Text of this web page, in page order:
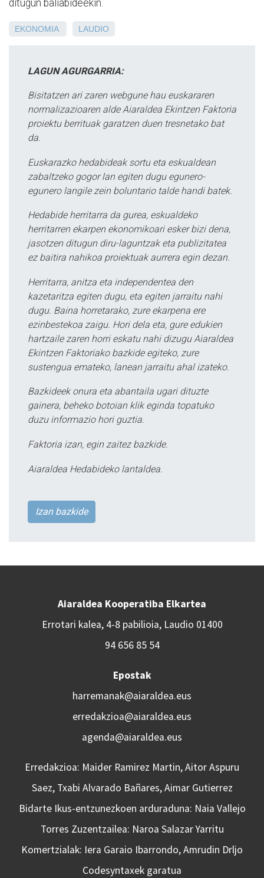
ditugun baliabideekin.
EKONOMIA LAUDIO
LAGUN AGURGARRIA:
Bisitatzen ari zaren webgune hau euskararen
normalizazioaren alde Aiaraldea Ekintzen Faktoria
proiektu berrituak garatzen duen tresnetako bat
da.
Euskarazko hedabideak sortu eta eskualdean
zabaltzeko gogor lan egiten dugu egunero-
egunero langile zein boluntario talde handi batek.
Hedabide herritarra da gurea, eskualdeko
herritarren ekarpen ekonomikoari esker bizi dena,
jasotzen ditugun diru-laguntzak eta publizitatea
ez baitira nahikoa proiektuak aurrera egin dezan.
Herritarra, anitza eta independentea den
kazetaritza egiten dugu, eta egiten jarraitu nahi
dugu. Baina horretarako, zure ekarpena ere
ezinbestekoa zaigu. Hori dela eta, gure edukien
hartzaile zaren horri eskatu nahi dizugu Aiaraldea
Ekintzen Faktoriako bazkide egiteko, zure
sustengua emateko, lanean jarraitu ahal izateko.
Bazkideek onura eta abantaila ugari dituzte
gainera, beheko botoian klik eginda topatuko
duzu informazio hori guztia.
Faktoria izan, egin zaitez bazkide.
Aiaraldea Hedabideko lantaldea.
Izan bazkide
Aiaraldea Kooperatiba Elkartea
Errotari kalea, 4-8 pabilioia, Laudio 01400
94 656 85 54
Epostak
harremanak@aiaraldea.eus
erredakzioa@aiaraldea.eus
agenda@aiaraldea.eus
Erredakzioa: Maider Ramirez Martin, Aitor Aspuru
Saez, Txabi Alvarado Bañares, Aimar Gutierrez
Bidarte Ikus-entzunezkoen arduraduna: Naia Vallejo
Torres Zuzentzailea: Naroa Salazar Yarritu
Komertzialak: Iera Garaio Ibarrondo, Amrudin Drljo
Codesyntaxek garatua